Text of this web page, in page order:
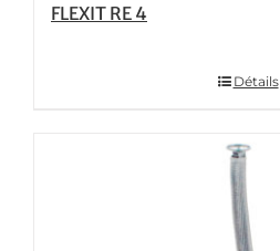
FLEXIT RE 4
Détails